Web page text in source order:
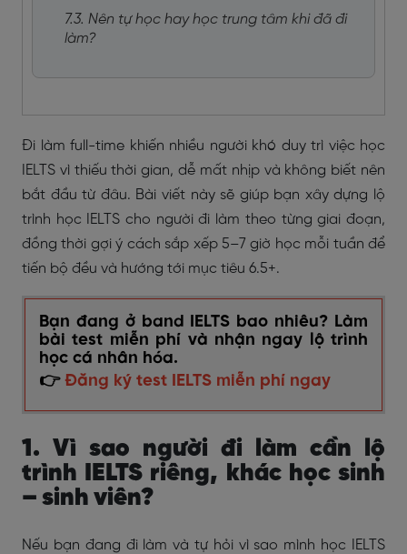
7.3. Nên tự học hay học trung tâm khi đã đi
làm?
Đi làm full-time khiến nhiều người khó duy trì việc học
IELTS vì thiếu thời gian, dễ mất nhịp và không biết nên
bắt đầu từ đâu. Bài viết này sẽ giúp bạn xây dựng lộ
trình học IELTS cho người đi làm theo từng giai đoạn,
đồng thời gợi ý cách sắp xếp 5–7 giờ học mỗi tuần để
tiến bộ đều và hướng tới mục tiêu 6.5+.
Bạn đang ở band IELTS bao nhiêu? Làm
bài test miễn phí và nhận ngay lộ trình
học cá nhân hóa.
👉 Đăng ký test IELTS miễn phí ngay
1. Vì sao người đi làm cần lộ
trình IELTS riêng, khác học sinh
– sinh viên?
Nếu bạn đang đi làm và tự hỏi vì sao mình học IELTS